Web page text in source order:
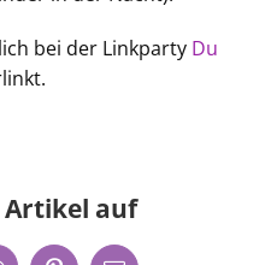
bei der Linkparty Du
Artikel auf